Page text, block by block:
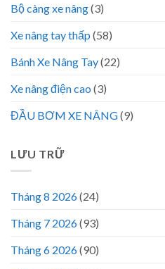
Bộ càng xe nâng(3)
Xe nâng tay thấp (58)
Bánh Xe Nâng Tay(22)
Xe nâng điện cao (3)
ĐẦU BƠM XE NÂNG(9)
LƯU TRỮ
Tháng 8 2026(24)
Tháng 7 2026(93)
Tháng 6 2026(90)